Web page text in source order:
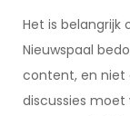
Het is
Nieuwspaal
content, en niet
discussies moet